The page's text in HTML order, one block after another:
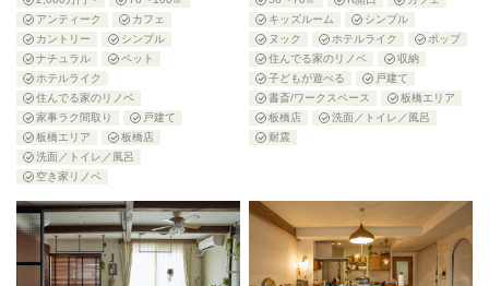
アンティーク
カフェ
カントリー
シンプル
ナチュラル
ペット
ホテルライク
住んでる家のリノベ
家事ラク間取り
戸建て
板橋エリア
板橋店
洗面／トイレ／風呂
空き家リノベ
キッズルーム
シンプル
ヌック
ホテルライク
ポップ
住んでる家のリノベ
収納
子どもが遊べる
戸建て
書斎/ワークスペース
板橋エリア
板橋店
洗面／トイレ／風呂
耐震